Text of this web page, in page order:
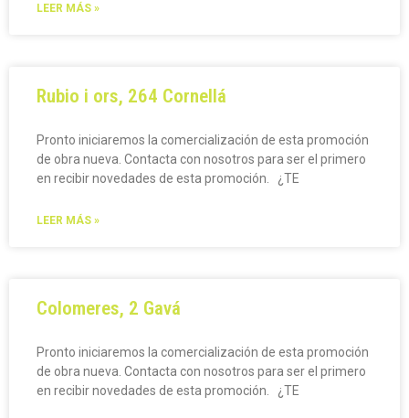
LEER MÁS »
Rubio i ors, 264 Cornellá
Pronto iniciaremos la comercialización de esta promoción
de obra nueva. Contacta con nosotros para ser el primero
en recibir novedades de esta promoción. ¿TE
LEER MÁS »
Colomeres, 2 Gavá
Pronto iniciaremos la comercialización de esta promoción
de obra nueva. Contacta con nosotros para ser el primero
en recibir novedades de esta promoción. ¿TE